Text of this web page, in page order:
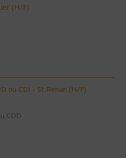
(H/F)
ou CDI - St Renan (H/F)
CDD